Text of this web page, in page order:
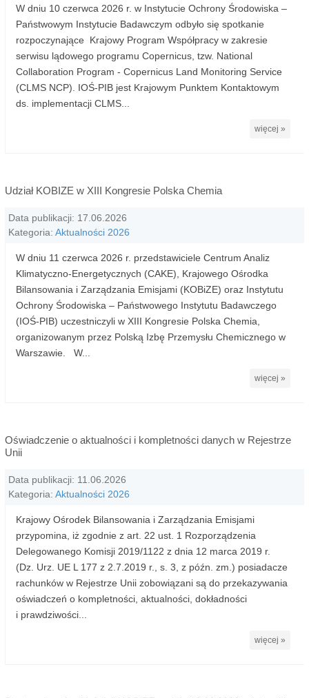
W dniu 10 czerwca 2026 r. w Instytucie Ochrony Środowiska –
Państwowym Instytucie Badawczym odbyło się spotkanie
rozpoczynające Krajowy Program Współpracy w zakresie
serwisu lądowego programu Copernicus, tzw. National
Collaboration Program - Copernicus Land Monitoring Service
(CLMS NCP). IOŚ-PIB jest Krajowym Punktem Kontaktowym
ds. implementacji CLMS...
więcej »
Udział KOBIZE w XIII Kongresie Polska Chemia
Data publikacji: 17.06.2026
Kategoria: Aktualności 2026
W dniu 11 czerwca 2026 r. przedstawiciele Centrum Analiz
Klimatyczno-Energetycznych (CAKE), Krajowego Ośrodka
Bilansowania i Zarządzania Emisjami (KOBiZE) oraz Instytutu
Ochrony Środowiska – Państwowego Instytutu Badawczego
(IOŚ-PIB) uczestniczyli w XIII Kongresie Polska Chemia,
organizowanym przez Polską Izbę Przemysłu Chemicznego w
Warszawie. W...
więcej »
Oświadczenie o aktualności i kompletności danych w Rejestrze
Unii
Data publikacji: 11.06.2026
Kategoria: Aktualności 2026
Krajowy Ośrodek Bilansowania i Zarządzania Emisjami
przypomina, iż zgodnie z art. 22 ust. 1 Rozporządzenia
Delegowanego Komisji 2019/1122 z dnia 12 marca 2019 r.
(Dz. Urz. UE L 177 z 2.7.2019 r., s. 3, z późn. zm.) posiadacze
rachunków w Rejestrze Unii zobowiązani są do przekazywania
oświadczeń o kompletności, aktualności, dokładności
i prawdziwości...
więcej »